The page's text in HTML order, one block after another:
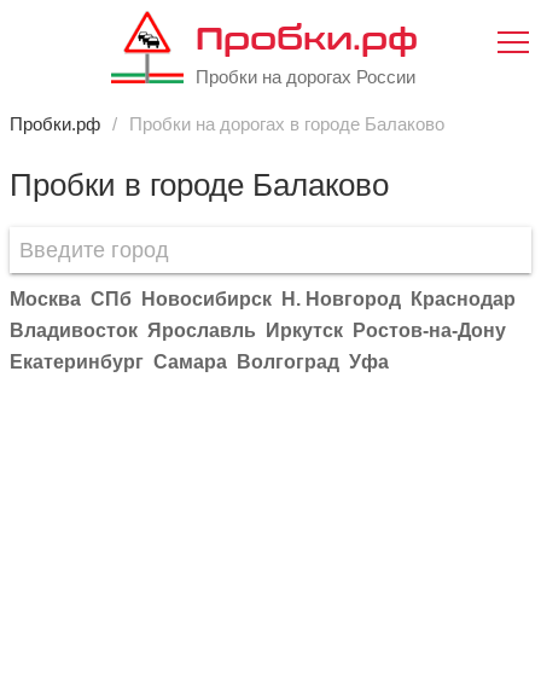
Пробки.рф
Пробки на дорогах России
Пробки.рф Пробки на дорогах в городе Балаково
Пробки в городе Балаково
Москва СПб Новосибирск Н. Новгород
Краснодар
Владивосток Ярославль Иркутск
Ростов-на-Дону
Екатеринбург Самара Волгоград Уфа